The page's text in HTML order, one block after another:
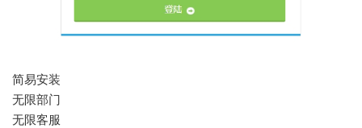
简易安装
无限部门
无限客服